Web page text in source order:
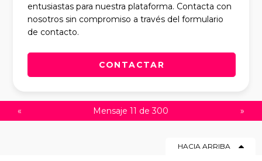
entusiastas para nuestra plataforma. Contacta con
nosotros sin compromiso a través del formulario
de contacto.
CONTACTAR
« Mensaje 11 de 300 »
HACIA ARRIBA